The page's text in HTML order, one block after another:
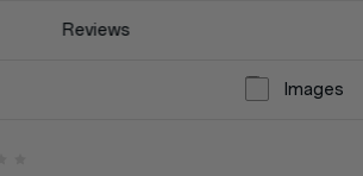
Images
Reviews